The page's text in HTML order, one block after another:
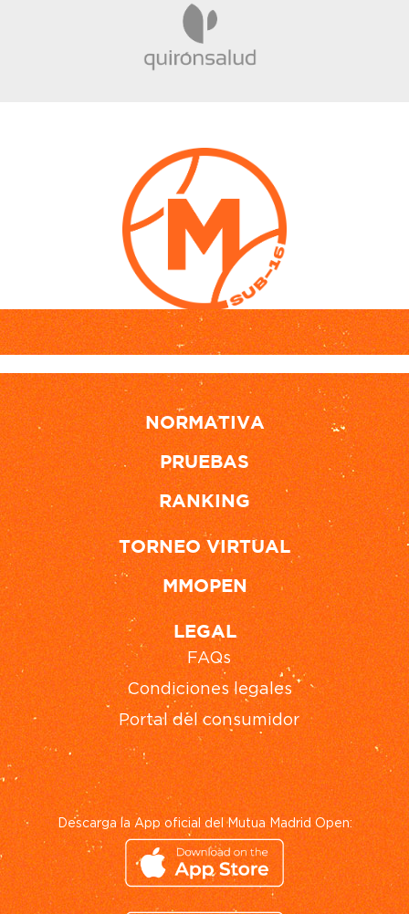
NORMATIVA
PRUEBAS
RANKING
TORNEO VIRTUAL
MMOPEN
LEGAL
FAQs
Condiciones legales
Portal del consumidor
Descarga la App oficial del Mutua Madrid Open: